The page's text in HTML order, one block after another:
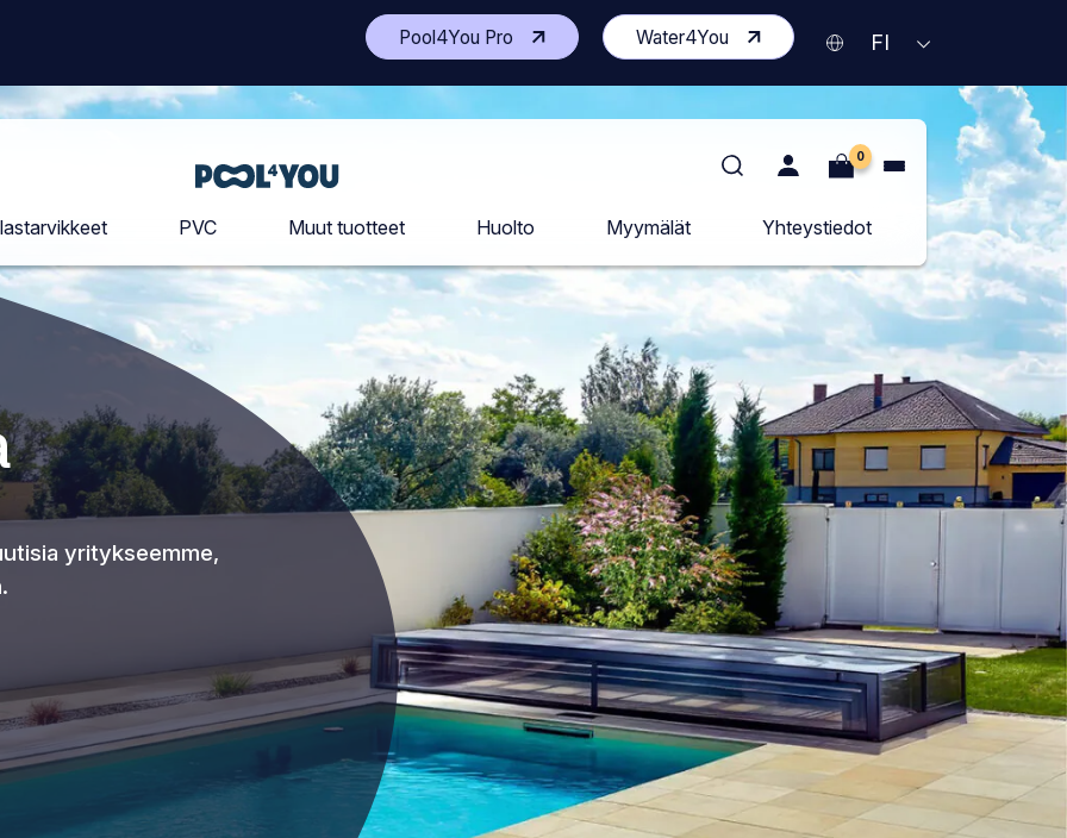
Pool4You Pro (Avaa
toisen
sivuston
uudelle
Water4You(Avaa
toisen
sivuston
uudelle
Nykyinen
AVAA
FI
Etusivu
0
PVC Muut tuotteet Huolto Myymälät Yhteystiedot
yritykseemme,